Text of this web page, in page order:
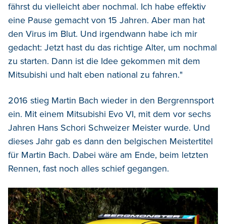
fährst du vielleicht aber nochmal. Ich habe effektiv
eine Pause gemacht von 15 Jahren. Aber man hat
den Virus im Blut. Und irgendwann habe ich mir
gedacht: Jetzt hast du das richtige Alter, um nochmal
zu starten. Dann ist die Idee gekommen mit dem
Mitsubishi und halt eben national zu fahren."
2016 stieg Martin Bach wieder in den Bergrennsport
ein. Mit einem Mitsubishi Evo VI, mit dem vor sechs
Jahren Hans Schori Schweizer Meister wurde. Und
dieses Jahr gab es dann den belgischen Meistertitel
für Martin Bach. Dabei wäre am Ende, beim letzten
Rennen, fast noch alles schief gegangen.